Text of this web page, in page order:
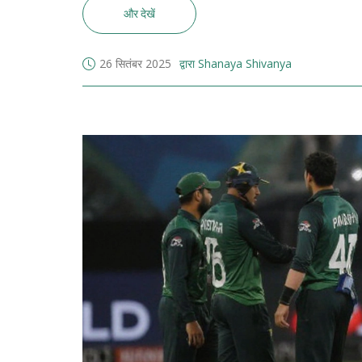
और देखें
26 सितंबर 2025 द्वारा Shanaya Shivanya